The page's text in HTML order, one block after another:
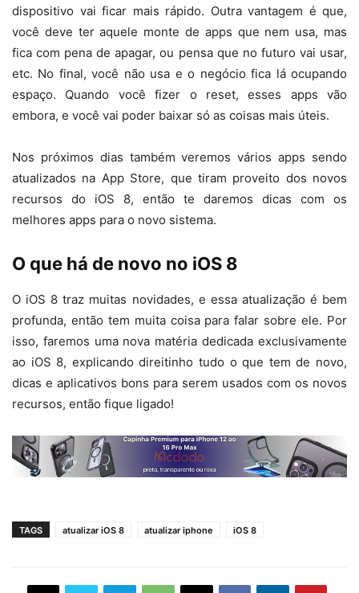
dispositivo vai ficar mais rápido. Outra vantagem é que,
você deve ter aquele monte de apps que nem usa, mas
fica com pena de apagar, ou pensa que no futuro vai usar,
etc. No final, você não usa e o negócio fica lá ocupando
espaço. Quando você fizer o reset, esses apps vão
embora, e você vai poder baixar só as coisas mais úteis.
Nos próximos dias também veremos vários apps sendo
atualizados na App Store, que tiram proveito dos novos
recursos do iOS 8, então te daremos dicas com os
melhores apps para o novo sistema.
O que há de novo no iOS 8
O iOS 8 traz muitas novidades, e essa atualização é bem
profunda, então tem muita coisa para falar sobre ele. Por
isso, faremos uma nova matéria dedicada exclusivamente
ao iOS 8, explicando direitinho tudo o que tem de novo,
dicas e aplicativos bons para serem usados com os novos
recursos, então fique ligado!
TAGS atualizar iOS 8 atualizar iphone iOS 8